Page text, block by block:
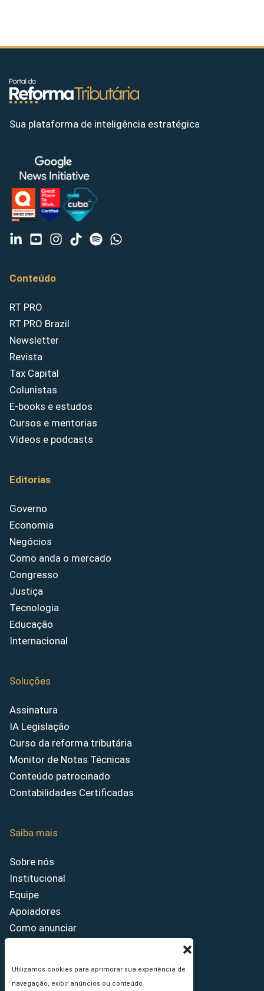
Utilizamos cookies para aprimorar sua experiência de
navegação, exibir anúncios ou conteúdo
Sua plataforma de inteligência estratégica
Conteúdo
RT PRO
RT PRO Brazil
Newsletter
Revista
Tax Capital
Colunistas
E-books e estudos
Cursos e mentorias
Vídeos e podcasts
Editorias
Governo
Economia
Negócios
Como anda o mercado
Congresso
Justiça
Tecnologia
Educação
Internacional
Soluções
Assinatura
IA Legislação
Curso da reforma tributária
Monitor de Notas Técnicas
Conteúdo patrocinado
Contabilidades Certificadas
Saiba mais
Sobre nós
Institucional
Equipe
Apoiadores
Como anunciar